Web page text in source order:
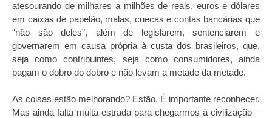
atesourando de milhares a milhões de reais, euros e dólares
em caixas de papelão, malas, cuecas e contas bancárias que
“não são deles”, além de legislarem, sentenciarem e
governarem em causa própria à custa dos brasileiros, que,
seja como contribuintes, seja como consumidores, ainda
pagam o dobro do dobro e não levam a metade da metade.
As coisas estão melhorando? Estão. É importante reconhecer.
Mas ainda falta muita estrada para chegarmos à civilização –